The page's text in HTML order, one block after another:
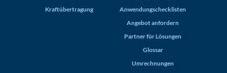
Kraftübertragung
Anwendungschecklisten
Angebot anfordern
Partner für Lösungen
Glossar
Umrechnungen